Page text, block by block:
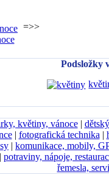
=>>
Podsložky
květiny, vánoce|
| fotografická technika |
| komunikace, mobily,
potraviny, nápoje,
řemesla,